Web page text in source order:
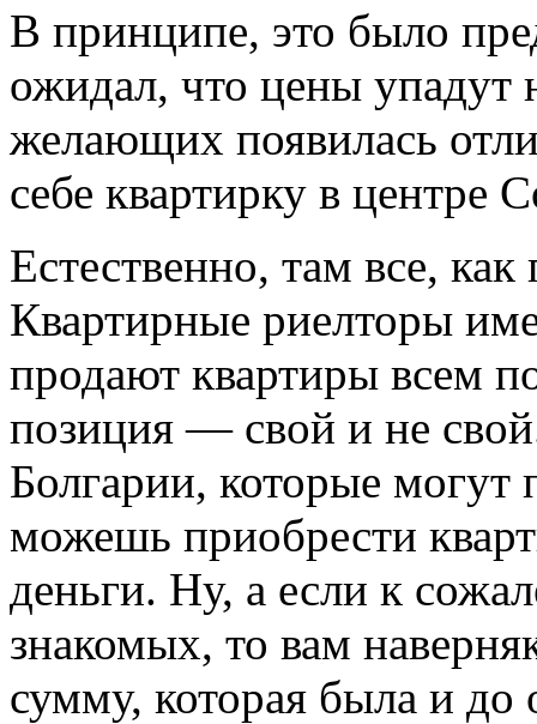
В принципе, это было
ожидал, что цены упадут
желающих появилась
себе квартирку в центре
Естественно, там все, как
Квартирные риелторы
продают квартиры всем
позиция — свой и не
Болгарии, которые
можешь приобрести
деньги. Ну, а если к
знакомых, то вам
сумму, которая была и